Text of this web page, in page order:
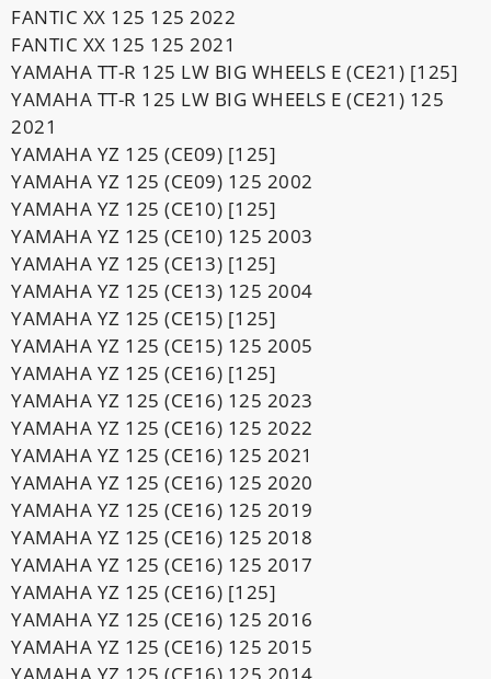
FANTIC XX 125 125 2022
FANTIC XX 125 125 2021
YAMAHA TT-R 125 LW BIG WHEELS E (CE21) [125]
YAMAHA TT-R 125 LW BIG WHEELS E (CE21) 125
2021
YAMAHA YZ 125 (CE09) [125]
YAMAHA YZ 125 (CE09) 125 2002
YAMAHA YZ 125 (CE10) [125]
YAMAHA YZ 125 (CE10) 125 2003
YAMAHA YZ 125 (CE13) [125]
YAMAHA YZ 125 (CE13) 125 2004
YAMAHA YZ 125 (CE15) [125]
YAMAHA YZ 125 (CE15) 125 2005
YAMAHA YZ 125 (CE16) [125]
YAMAHA YZ 125 (CE16) 125 2023
YAMAHA YZ 125 (CE16) 125 2022
YAMAHA YZ 125 (CE16) 125 2021
YAMAHA YZ 125 (CE16) 125 2020
YAMAHA YZ 125 (CE16) 125 2019
YAMAHA YZ 125 (CE16) 125 2018
YAMAHA YZ 125 (CE16) 125 2017
YAMAHA YZ 125 (CE16) [125]
YAMAHA YZ 125 (CE16) 125 2016
YAMAHA YZ 125 (CE16) 125 2015